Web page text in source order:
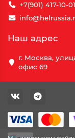
+7(901) 417-10-01
Наш адрес
г. Москва,
офис 69